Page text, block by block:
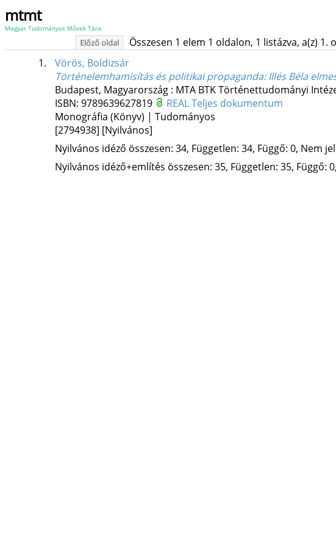
mtmt
Magyar Tudományos Művek Tára
Előző oldal Összesen 1 elem 1 oldalon, 1 listázva, a(z) 1.
1.
Vörös, Boldizsár
Történelemhamisítás és politikai propaganda: Illés Béla
Budapest, Magyarország : MTA BTK Történettudományi
ISBN: 9789639627819 REALTeljes dokumentum
Monográfia (Könyv) | Tudományos
[2794938] [Nyilvános]
Nyilvános idéző összesen: 34, Független: 34, Függő: 0, Nem
Nyilvános idéző+említés összesen: 35, Független: 35, Függő: